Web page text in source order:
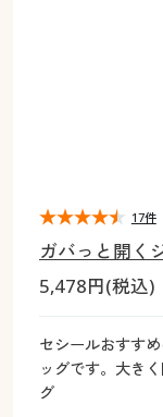
カーテン・ラグ・
美容・健康・サプ
制服・スクールす
ジュニア・ティー
大きいサイズ通販
大きいサイズ レ
大きいサイズ レデ
大きいサイズ メンズ
大きいサイズ 事
カタログ
カタログ・チ
デジタルカタログ
カーテン・ラグ・
ジュニア・ティー
大きいサイズ レ
大きいサイズ レデ
大きいサイズ メンズ
大きいサイズ 事務
シークレットセー
商品カテゴリ一
カタログ
カタログ無料プ
ガバっと開く
5,478円(税込)
セシールおすす
ッグです。大き
グ
17件